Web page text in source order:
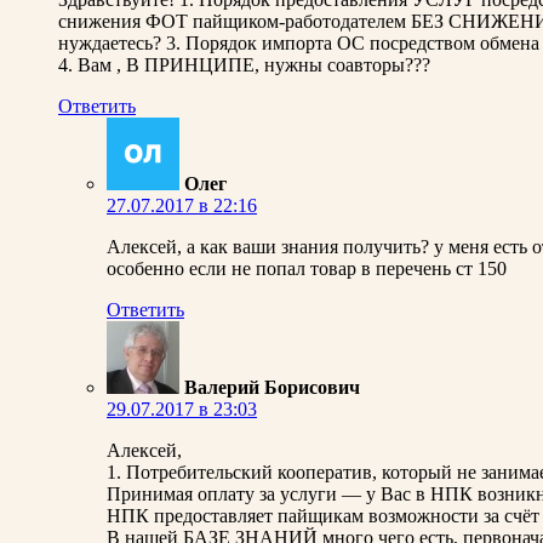
снижения ФОТ пайщиком-работодателем БЕЗ
нуждаетесь? 3. Порядок импорта ОС посредством
4. Вам , В ПРИНЦИПЕ, нужны соавторы???
Ответить
Олег
27.07.2017 в 22:16
Алексей, а как ваши знания получить? у меня
особенно если не попал товар в перечень ст 150
Ответить
Валерий Борисович
29.07.2017 в 23:03
Алексей,
1. Потребительский кооператив, который не
Принимая оплату за услуги — у Вас в НПК
НПК предоставляет пайщикам возможности за счёт
В нашей БАЗЕ ЗНАНИЙ много чего есть,